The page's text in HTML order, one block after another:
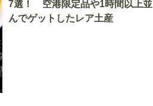
7選！ 空港限定品や1時間以上並
んでゲットしたレア土産